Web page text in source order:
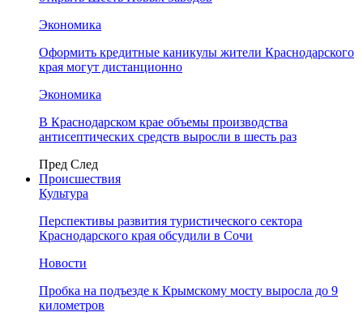
Экономика
Оформить кредитные каникулы жители Краснодарского
края могут дистанционно
Экономика
В Краснодарском крае объемы производства
антисептических средств выросли в шесть раз
Пред След
Происшествия
Культура
Перспективы развития туристического сектора
Краснодарского края обсудили в Сочи
Новости
Пробка на подъезде к Крымскому мосту выросла до 9
километров